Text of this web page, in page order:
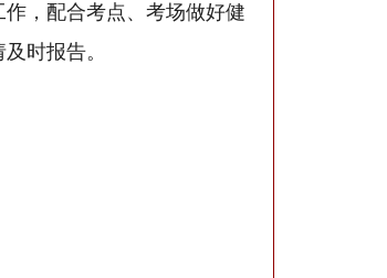
，配合考点、考场做好健
时报告。